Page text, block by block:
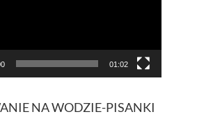
01:02
NA WODZIE-PISANKI